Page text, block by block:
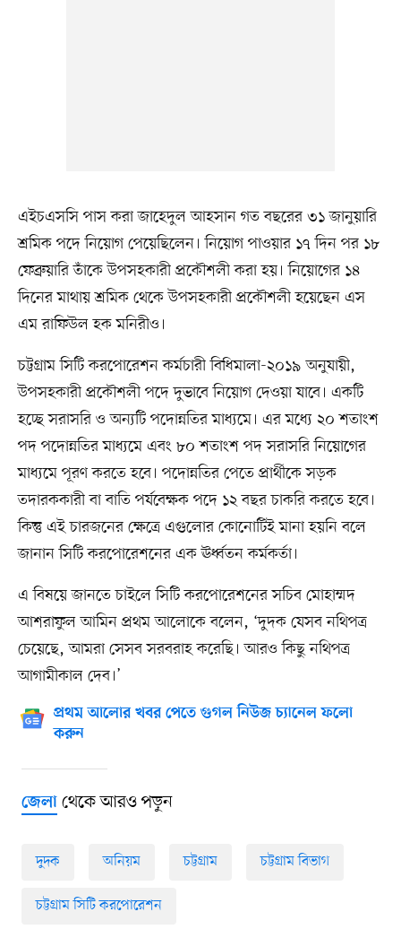
এইচএসসি পাস করা জাহেদুল আহসান গত বছরের ৩১ জানুয়ারি
শ্রমিক পদে নিয়োগ পেয়েছিলেন। নিয়োগ পাওয়ার ১৭ দিন পর ১৮
ফেব্রুয়ারি তাঁকে উপসহকারী প্রকৌশলী করা হয়। নিয়োগের ১৪
দিনের মাথায় শ্রমিক থেকে উপসহকারী প্রকৌশলী হয়েছেন এস
এম রাফিউল হক মনিরীও।
চট্টগ্রাম সিটি করপোরেশন কর্মচারী বিধিমালা-২০১৯ অনুযায়ী,
উপসহকারী প্রকৌশলী পদে দুভাবে নিয়োগ দেওয়া যাবে। একটি
হচ্ছে সরাসরি ও অন্যটি পদোন্নতির মাধ্যমে। এর মধ্যে ২০ শতাংশ
পদ পদোন্নতির মাধ্যমে এবং ৮০ শতাংশ পদ সরাসরি নিয়োগের
মাধ্যমে পূরণ করতে হবে। পদোন্নতির পেতে প্রার্থীকে সড়ক
তদারককারী বা বাতি পর্যবেক্ষক পদে ১২ বছর চাকরি করতে হবে।
কিন্তু এই চারজনের ক্ষেত্রে এগুলোর কোনোটিই মানা হয়নি বলে
জানান সিটি করপোরেশনের এক ঊর্ধ্বতন কর্মকর্তা।
এ বিষয়ে জানতে চাইলে সিটি করপোরেশনের সচিব মোহাম্মদ
আশরাফুল আমিন প্রথম আলোকে বলেন, ‘দুদক যেসব নথিপত্র
চেয়েছে, আমরা সেসব সরবরাহ করেছি। আরও কিছু নথিপত্র
আগামীকাল দেব।’
প্রথম আলোর খবর পেতে গুগল নিউজ চ্যানেল ফলো
করুন
জেলাথেকে আরও পড়ুন
দুদক অনিয়ম চট্টগ্রাম চট্টগ্রাম বিভাগ
চট্টগ্রাম সিটি করপোরেশন